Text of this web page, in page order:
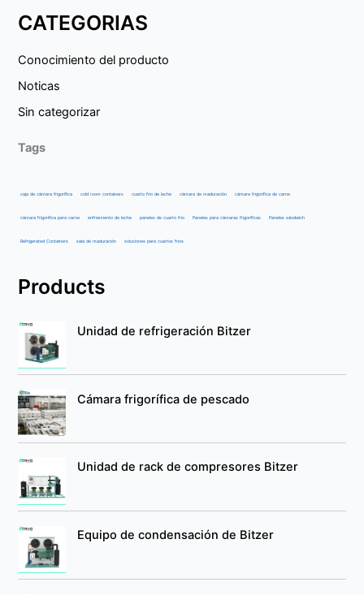
CATEGORIAS
Conocimiento del producto
Noticas
Sin categorizar
Tags
caja de cámara frigorífica cold room containers cuarto frio de leche cámara de maduración cámara frigorífica de carne
cámara frigorífica para carne enfriamiento de leche paneles de cuarto frio Paneles para cámaras frigoríficas Paneles sándwich
Refrigerated Containers sala de maduración soluciones para cuartos frios
Products
Unidad de refrigeración Bitzer
Cámara frigorífica de pescado
Unidad de rack de compresores Bitzer
Equipo de condensación de Bitzer